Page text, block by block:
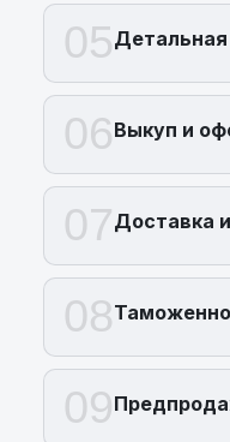
05Детальная
06Выкуп и
07Доставка
08
09